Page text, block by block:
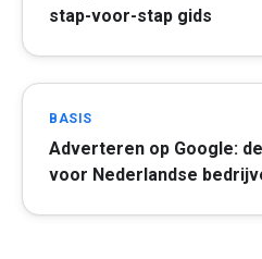
stap-voor-stap gids
BASIS
Adverteren op Google:
voor Nederlandse